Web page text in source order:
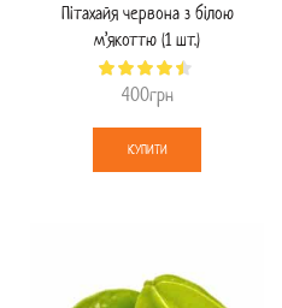
Пітахайя червона з білою
м’якоттю (1 шт.)
400грн
КУПИТИ